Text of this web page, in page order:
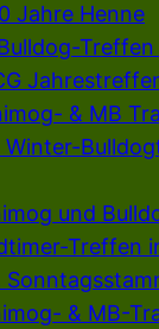
Jahre Henne
& MB
Winter-
und
Treffen
& MB-